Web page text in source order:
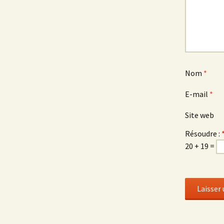
Nom *
E-mail *
Site web
Résoudre :
20 + 19 =